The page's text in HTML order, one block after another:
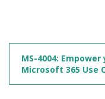
MS-4004:
Microsoft 365 Use